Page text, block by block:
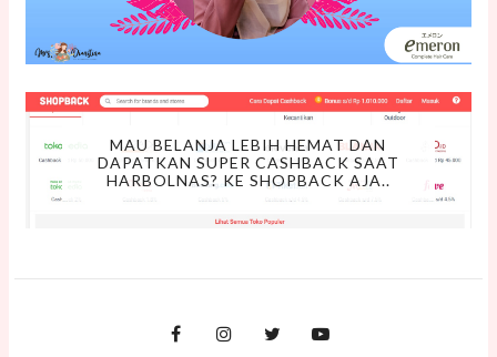
MAU BELANJA LEBIH HEMAT DAN
DAPATKAN SUPER CASHBACK SAAT
HARBOLNAS? KE SHOPBACK AJA..